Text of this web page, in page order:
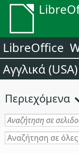
LibreOffice
Αγγλικά (USA)
Περιεχόμενα